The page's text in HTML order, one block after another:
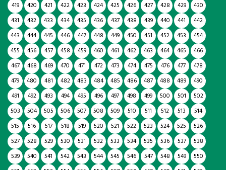
419
420 421 422 423 424 425 426 427 428 429
430
431
432 433 434 435 436 437 438 439 440 441
442
443
444 445 446 447 448 449 450 451 452 453
454
455
456 457 458 459 460 461 462 463 464 465
466
467
468 469 470 471 472 473 474 475 476 477
478
479
480 481 482 483 484 485 486 487 488 489
490
491
492 493 494 495 496 497 498 499 500 501
502
503
504 505 506 507 508 509 510 511 512 513
514
515
516 517 518 519 520 521 522 523 524 525
526
527
528 529 530 531 532 533 534 535 536 537
538
539
540 541 542 543 544 545 546 547 548 549
550